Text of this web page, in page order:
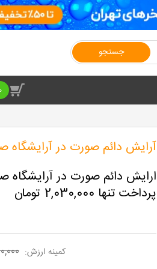
جستجو
آرایش دائم صورت در آرایشگاه
پرداخت تنها 2,030,000 تومان
کمینه ارزش: